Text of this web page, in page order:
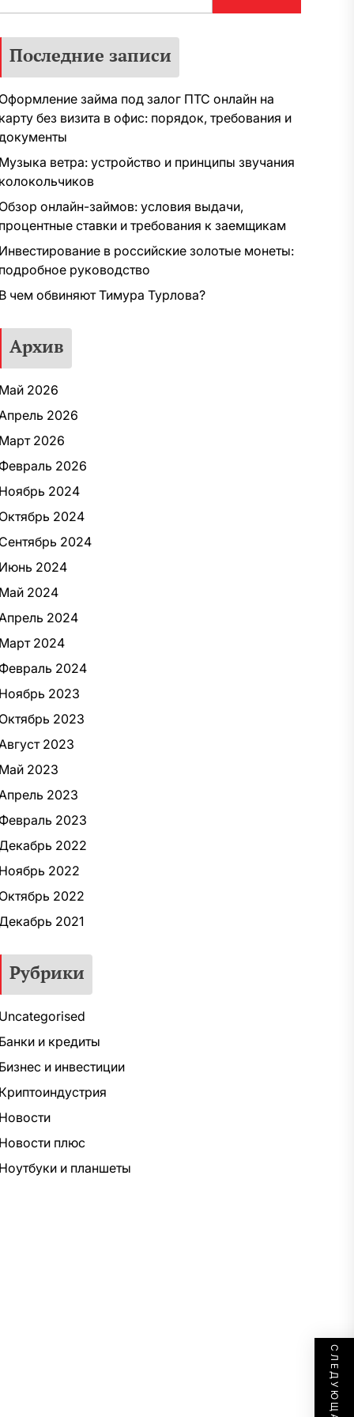
Последние записи
Оформление займа под залог ПТС онлайн на
карту без визита в офис: порядок, требования и
Музыка ветра: устройство и принципы звучания
колокольчиков
Обзор онлайн-займов: условия выдачи,
процентные ставки и требования к заемщикам
Инвестирование в российские золотые монеты:
подробное руководство
В чем обвиняют Тимура Турлова?
Архив
Май 2026
2026
Март 2026
Февраль 2026
Ноябрь 2024
Октябрь 2024
Сентябрь 2024
Июнь 2024
Май 2024
2024
Март 2024
Февраль 2024
Ноябрь 2023
Октябрь 2023
2023
Май 2023
2023
Февраль 2023
2022
Ноябрь 2022
Октябрь 2022
2021
Рубрики
Uncategorised
Банки и кредиты
Бизнес и инвестиции
Криптоиндустрия
Новости
Новости плюс
Ноутбуки и планшеты